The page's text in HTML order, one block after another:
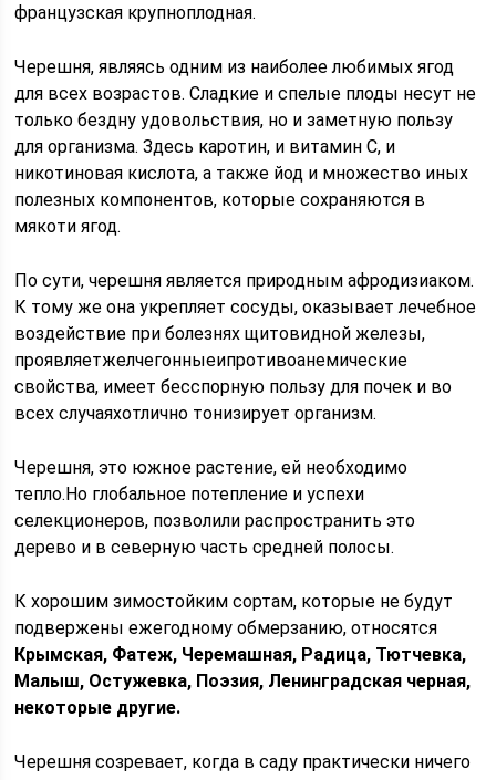
французская крупноплодная.
Черешня, являясь одним из наиболее любимых ягод
для всех возрастов. Сладкие и спелые плоды несут не
только бездну удовольствия, но и заметную пользу
для организма. Здесь каротин, и витамин С, и
никотиновая кислота, а также йод и множество иных
полезных компонентов, которые сохраняются в
мякоти ягод.
По сути, черешня является природным афродизиаком.
К тому же она укрепляет сосуды, оказывает лечебное
воздействие при болезнях щитовидной железы,
проявляетжелчегонныеипротивоанемические
свойства, имеет бесспорную пользу для почек и во
всех случаяхотлично тонизирует организм.
Черешня, это южное растение, ей необходимо
тепло.Но глобальное потепление и успехи
селекционеров, позволили распространить это
дерево и в северную часть средней полосы.
К хорошим зимостойким сортам, которые не будут
подвержены ежегодному обмерзанию, относятся
Крымская, Фатеж, Черемашная, Радица, Тютчевка,
Малыш, Остужевка, Поэзия, Ленинградская черная,
некоторые другие.
Черешня созревает, когда в саду практически ничего